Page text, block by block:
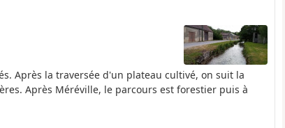
Après la traversée d'un plateau cultivé, on suit la
Après Méréville, le parcours est forestier puis à